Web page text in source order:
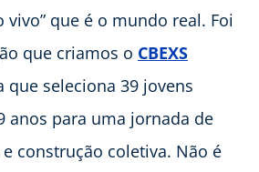
vivo” que é o mundo real. Foi
que criamos o CBEXS
que seleciona 39 jovens
anos para uma jornada de
construção coletiva. Não é